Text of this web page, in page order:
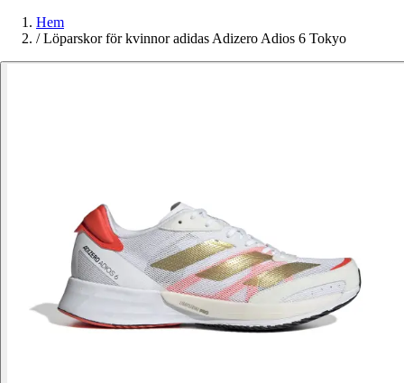
Hem
/ Löparskor för kvinnor adidas Adizero Adios 6 Tokyo